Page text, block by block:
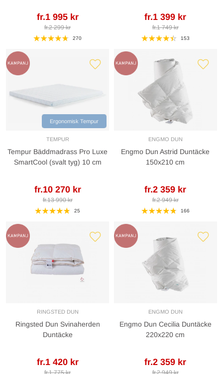
fr.1 995 kr
fr.2 299 kr
270
fr.1 399 kr
fr.1 749 kr
153
Ergonomisk Tempur
TEMPUR
Tempur Bäddmadrass Pro Luxe
SmartCool (svalt tyg) 10 cm
fr.10 270 kr
fr.13 990 kr
25
ENGMO DUN
Engmo Dun Astrid Duntäcke
150x210 cm
fr.2 359 kr
fr.2 949 kr
166
RINGSTED DUN
Ringsted Dun Svinaherden
Duntäcke
fr.1 420 kr
fr.1 775 kr
ENGMO DUN
Engmo Dun Cecilia Duntäcke
220x220 cm
fr.2 359 kr
fr.2 949 kr